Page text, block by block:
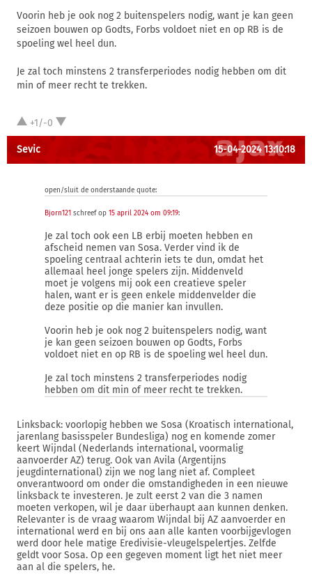
Voorin heb je ook nog 2 buitenspelers nodig, want je kan geen
seizoen bouwen op Godts, Forbs voldoet niet en op RB is de
spoeling wel heel dun.
Je zal toch minstens 2 transferperiodes nodig hebben om dit
min of meer recht te trekken.
+1/-0
Sevic 15-04-2024 13:10:18
open/sluit de onderstaande quote:
Bjorn121 schreef op 15 april 2024 om 09:19:
Je zal toch ook een LB erbij moeten hebben en
afscheid nemen van Sosa. Verder vind ik de
spoeling centraal achterin iets te dun, omdat het
allemaal heel jonge spelers zijn. Middenveld
moet je volgens mij ook een creatieve speler
halen, want er is geen enkele middenvelder die
deze positie op die manier kan invullen.
Voorin heb je ook nog 2 buitenspelers nodig, want
je kan geen seizoen bouwen op Godts, Forbs
voldoet niet en op RB is de spoeling wel heel dun.
Je zal toch minstens 2 transferperiodes nodig
hebben om dit min of meer recht te trekken.
Linksback: voorlopig hebben we Sosa (Kroatisch international,
jarenlang basisspeler Bundesliga) nog en komende zomer
keert Wijndal (Nederlands international, voormalig
aanvoerder AZ) terug. Ook van Avila (Argentijns
jeugdinternational) zijn we nog lang niet af. Compleet
onverantwoord om onder die omstandigheden in een nieuwe
linksback te investeren. Je zult eerst 2 van die 3 namen
moeten verkopen, wil je daar überhaupt aan kunnen denken.
Relevanter is de vraag waarom Wijndal bij AZ aanvoerder en
international werd en bij ons aan alle kanten voorbijgevlogen
werd door hele matige Eredivisie-vleugelspelertjes. Zelfde
geldt voor Sosa. Op een gegeven moment ligt het niet meer
aan al die spelers, he.